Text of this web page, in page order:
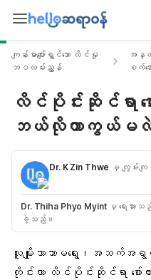
ကျန်းမာပျော်ရွှင်သော လိင်မှု
ဘဝလမ်းညွှန်
အန္
စက်သေ
လိင်ပိုင်းဆိုင်ရာ စ
ဘယ်လိုကာကွယ်မ
Dr. K Zin Thwe မှ ကျွမ်းက
Dr. Thiha Phyo Myintမှ ရေးသားသ
ခဲ့သည်။
လူမျိုးဘာသာမရွေး၊အသက်အရွ
တိုင်းဟာ လိင်ပိုင်းဆိုင်ရာ စော်